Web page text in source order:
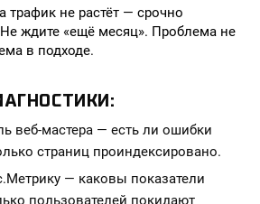
трафик не растёт — срочно
ждите «ещё месяц». Проблема не
в подходе.
веб-мастера — есть ли ошибки
страниц проиндексировано.
— каковы показатели
пользователей покидают